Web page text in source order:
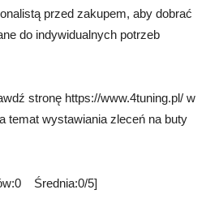
przed zakupem, aby dobrać
do indywidualnych potrzeb
stronę https://www.4tuning.pl/ w
temat wystawiania zleceń na buty
Średnia:0/5]